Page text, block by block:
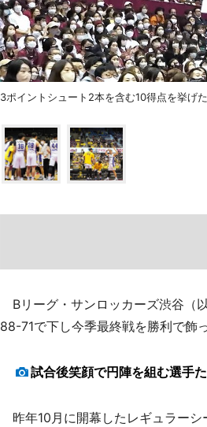
3ポイントシュート2本を含む10得点を挙げ
Bリーグ・サンロッカーズ渋谷（
88-71で下し今季最終戦を勝利で飾っ
試合後笑顔で円陣を組む選手
昨年10月に開幕したレギュラーシ